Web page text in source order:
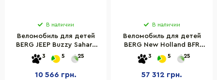
В наличии
Веломобиль для детей
BERG JEEP Buzzy Sahara
24.30.12.00
3 5 25
10 566 грн.
В наличии
Веломобиль для детей
BERG New Holland BFR
07.11.03.00
3 5 25
57 312 грн.